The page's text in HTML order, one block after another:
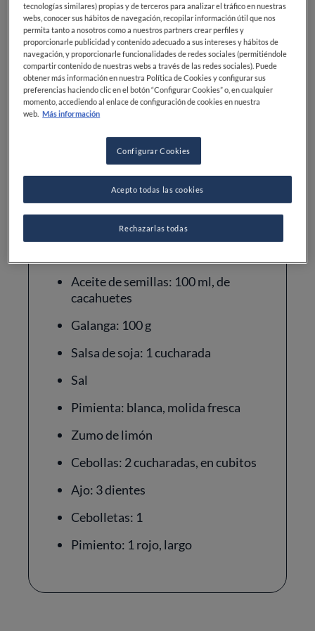
Dificultad
INTERMEDIO
Tiempo total
20MIN
Cocina
ESPAÑOLA
FRANCESA
Ingredientes
Huevos: 4 yemas
Aceite de semillas: 100 ml, de
cacahuetes
Galanga: 100 g
Salsa de soja: 1 cucharada
Sal
Pimienta: blanca, molida fresca
Zumo de limón
Cebollas: 2 cucharadas, en cubitos
Ajo: 3 dientes
Cebolletas: 1
Pimiento: 1 rojo, largo
tecnologías similares) propias y de terceros para analizar el tráfico en nuestras
webs, conocer sus hábitos de navegación, recopilar información útil que nos
permita tanto a nosotros como a nuestros partners crear perfiles y
proporcionarle publicidad y contenido adecuado a sus intereses y hábitos de
navegación, y proporcionarle funcionalidades de redes sociales (permitiéndole
compartir contenido de nuestras webs a través de las redes sociales). Puede
obtener más información en nuestra Política de Cookies y configurar sus
preferencias haciendo clic en el botón “Configurar Cookies” o, en cualquier
momento, accediendo al enlace de configuración de cookies en nuestra
web. Más información
Configurar Cookies
Rechazarlas todas
Acepto todas las cookies